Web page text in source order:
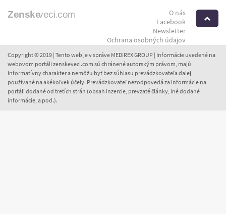
O nás
Facebook
Newsletter
Ochrana osobných údajov
Copyright © 2019 | Tento web je v správe MEDIREX GROUP | Informácie uvedené na
webovom portáli zenskeveci.com sú chránené autorským právom, majú
informatívny charakter a nemôžu byť bez súhlasu prevádzkovateľa ďalej
používané na akékoľvek účely. Prevádzkovateľ nezodpovedá za informácie na
portáli dodané od tretích strán (obsah inzercie, prevzaté články, iné dodané
informácie, a pod.).